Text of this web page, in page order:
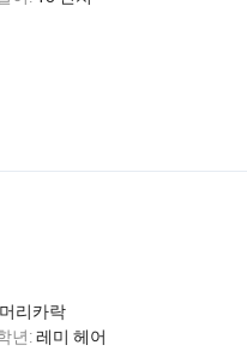
머리카락
년:레미 헤어